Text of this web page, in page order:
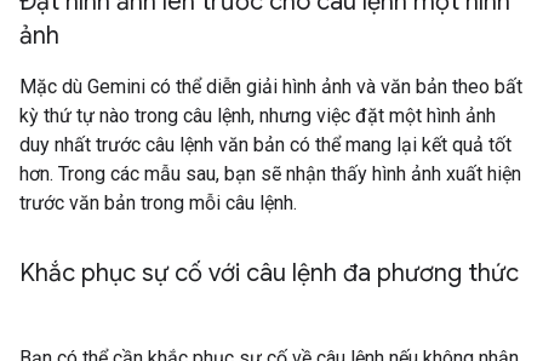
ảnh
Mặc dù Gemini có thể diễn giải hình ảnh và văn bản theo bất
kỳ thứ tự nào trong câu lệnh, nhưng việc đặt một hình ảnh
duy nhất trước câu lệnh văn bản có thể mang lại kết quả tốt
hơn. Trong các mẫu sau, bạn sẽ nhận thấy hình ảnh xuất hiện
trước văn bản trong mỗi câu lệnh.
Khắc phục sự cố với câu lệnh đa phương thức